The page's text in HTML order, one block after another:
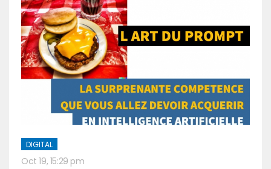
DIGITAL
Oct 19, 15:29 pm